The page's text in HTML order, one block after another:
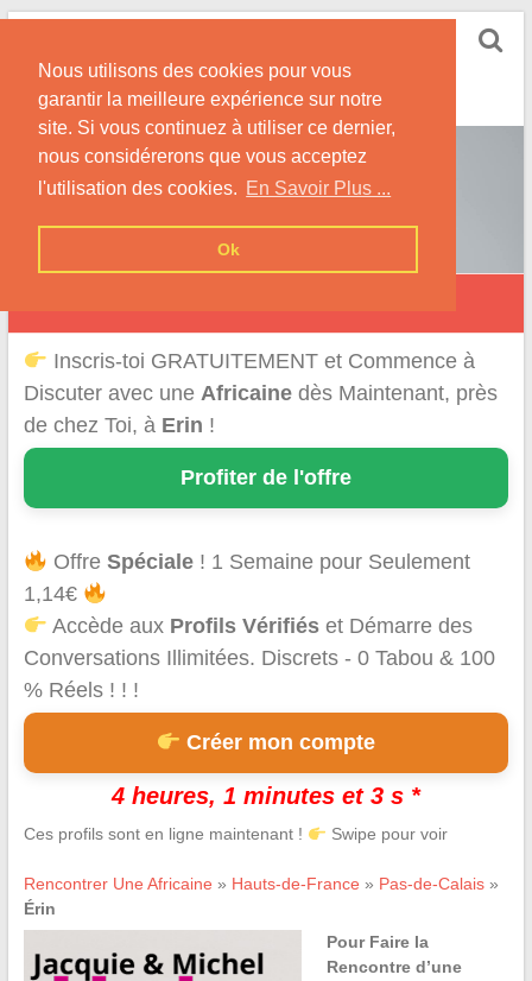
Nous utilisons des cookies pour vous
garantir la meilleure expérience sur notre
site. Si vous continuez à utiliser ce dernier,
nous considérerons que vous acceptez
l'utilisation des cookies. En Savoir Plus ...
Ok
Skip
content
Conseils et Infos pour la Rencontre d'une Belle
Africaine !
Inscris-toi GRATUITEMENT et Commence à
Discuter avec une Africainedès Maintenant, près
de chez Toi, à Erin !
Profiter de l'offre
OffreSpéciale ! 1 Semaine pour Seulement
1,14€
Accède aux Profils Vérifiés et Démarre des
Conversations Illimitées. Discrets - 0 Tabou & 100
% Réels ! ! !
Créer mon compte
4 heures, 1 minutes et 3 s *
Ces profils sont en ligne maintenant ! Swipe pour voir
Rencontrer Une Africaine » Hauts-de-France » Pas-de-Calais»
Érin
Pour Faire la
Rencontre d’une